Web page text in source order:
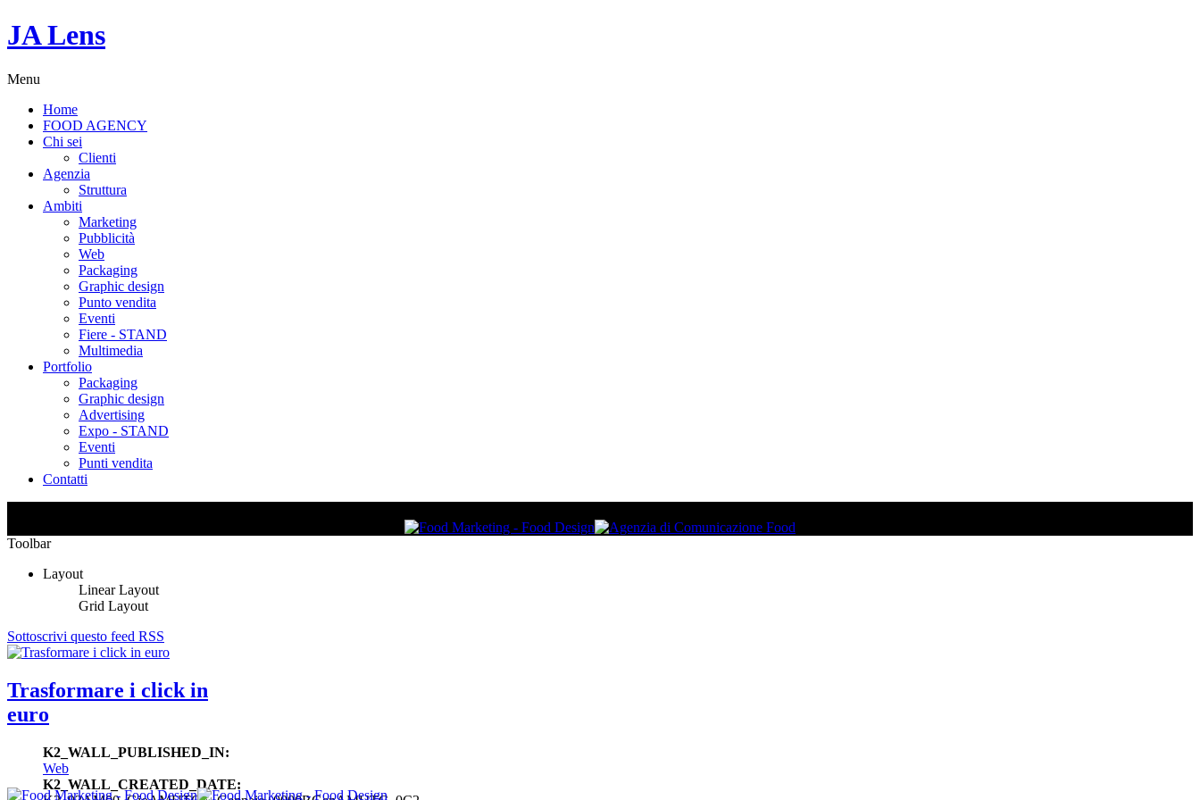
JA Lens
Menu
Home
FOOD AGENCY
Chi sei
Clienti
Agenzia
Struttura
Ambiti
Marketing
Pubblicità
Web
Packaging
Graphic design
Punto vendita
Eventi
Fiere - STAND
Multimedia
Portfolio
Packaging
Graphic design
Advertising
Expo - STAND
Eventi
Punti vendita
Contatti
Toolbar
Layout
Linear Layout
Grid Layout
Sottoscrivi questo feed RSS
Trasformare i click in
euro
K2_WALL_PUBLISHED_IN:
Web
K2_WALL_CREATED_DATE: